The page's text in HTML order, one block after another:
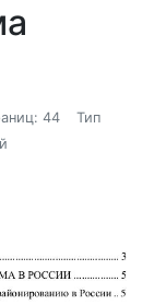
44
Тип